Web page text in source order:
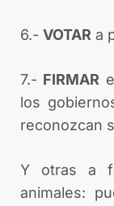
6.- VOTAR a
7.- FIRMAR
los
reconozcan
Y otras a
animales: